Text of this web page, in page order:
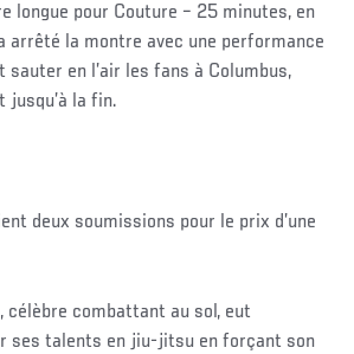
longue pour Couture – 25 minutes, en
arrêté la montre avec une performance
sauter en l’air les fans à Columbus,
jusqu’à la fin.
deux soumissions pour le prix d’une
célèbre combattant au sol, eut
ses talents en jiu-jitsu en forçant son